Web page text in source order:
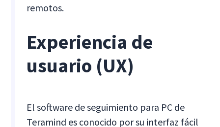
remotos.
Experiencia de
usuario (UX)
El software de seguimiento para PC de
Teramind es conocido por su interfaz fácil